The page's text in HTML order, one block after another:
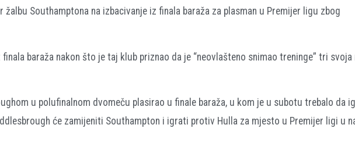
žalbu Southamptona na izbacivanje iz finala baraža za plasman u Premijer ligu zbog
baraža nakon što je taj klub priznao da je “neovlašteno snimao treninge” tri svoja
u polufinalnom dvomeču plasirao u finale baraža, u kom je u subotu trebalo da
će zamijeniti Southampton i igrati protiv Hulla za mjesto u Premijer ligi u